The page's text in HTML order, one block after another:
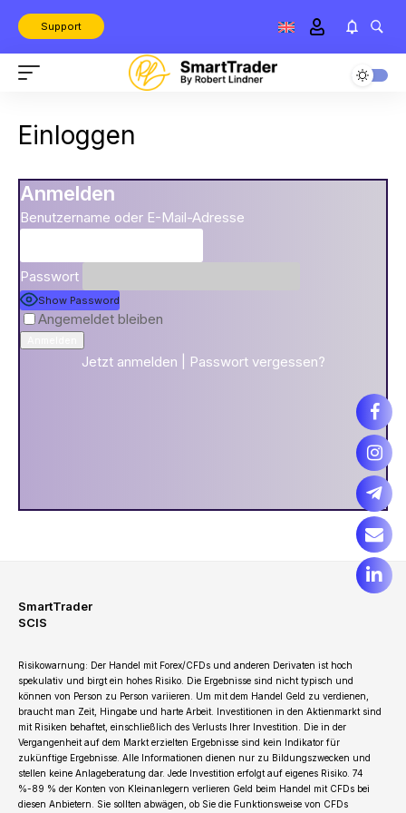
Support
Einloggen
Anmelden
Benutzername oder E-Mail-Adresse
Passwort
Show Password
Angemeldet bleiben
Jetzt anmelden Passwort vergessen?
SmartTrader
SCIS
Risikowarnung: Der Handel mit Forex/CFDs und anderen Derivaten ist hoch
spekulativ und birgt ein hohes Risiko. Die Ergebnisse sind nicht typisch und
können von Person zu Person variieren. Um mit dem Handel Geld zu verdienen,
braucht man Zeit, Hingabe und harte Arbeit. Investitionen in den Aktienmarkt sind
mit Risiken behaftet, einschließlich des Verlusts Ihrer Investition. Die in der
Vergangenheit auf dem Markt erzielten Ergebnisse sind kein Indikator für
zukünftige Ergebnisse. Alle Informationen dienen nur zu Bildungszwecken und
stellen keine Anlageberatung dar. Jede Investition erfolgt auf eigenes Risiko. 74
%-89 % der Konten von Kleinanlegern verlieren Geld beim Handel mit CFDs bei
diesen Anbietern. Sie sollten abwägen, ob Sie die Funktionsweise von CFDs